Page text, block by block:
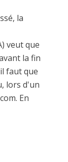
la
veut que
la fin
faut que
lors d'un
En